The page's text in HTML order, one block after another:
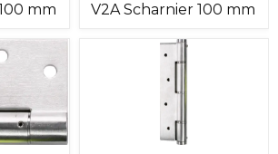
mm V2A Scharnier 100 mm